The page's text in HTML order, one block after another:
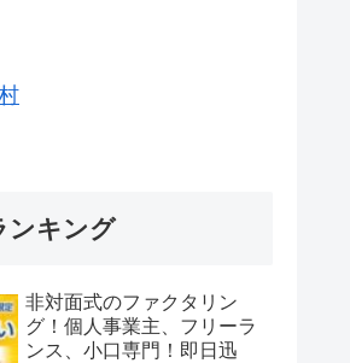
ンキング
非対面式のファクタリン
グ！個人事業主、フリーラ
ンス、小口専門！即日迅